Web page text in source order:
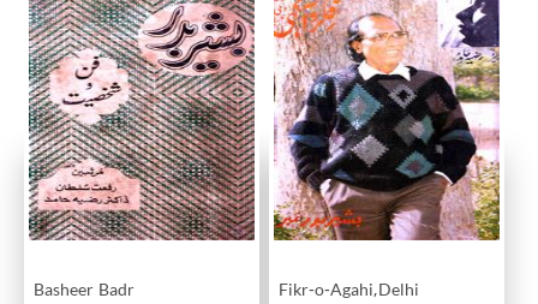
Basheer Badr Fikr-o-Agahi,Delhi